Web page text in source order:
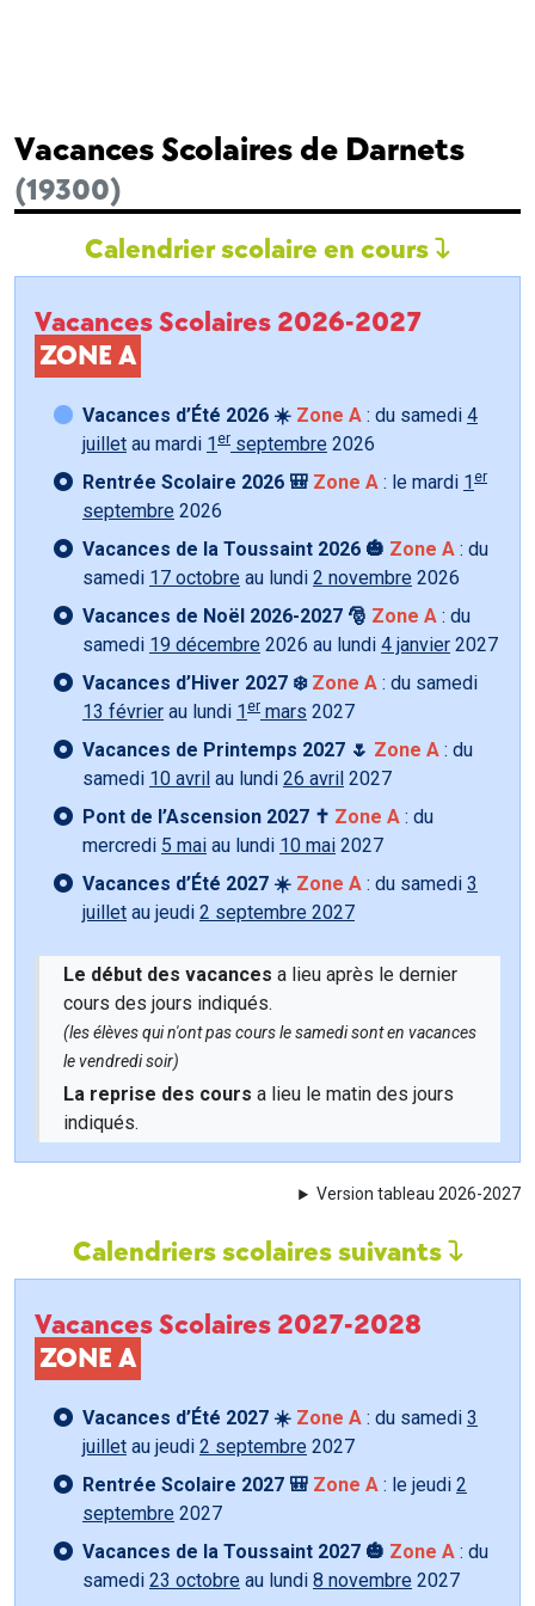
Vacances Scolaires de Darnets
(19300)
Calendrier scolaire en cours
Vacances Scolaires 2026-2027
ZONE A
Vacances d’Été 2026 ☀️ Zone A : du samedi 4
juillet au mardi 1 er septembre 2026
Rentrée Scolaire 2026 🎒 Zone A : le mardi 1 er
septembre 2026
Vacances de la Toussaint 2026 🎃 Zone A : du
samedi 17 octobre au lundi 2 novembre 2026
Vacances de Noël 2026-2027 🎅 Zone A : du
samedi 19 décembre 2026 au lundi 4 janvier 2027
Vacances d’Hiver 2027 ❄️ Zone A : du samedi
13 février au lundi 1 er mars 2027
Vacances de Printemps 2027 🌷 Zone A : du
samedi 10 avril au lundi 26 avril 2027
Pont de l’Ascension 2027 ✝️ Zone A : du
mercredi 5 mai au lundi 10 mai 2027
Vacances d’Été 2027 ☀️ Zone A : du samedi 3
juillet au jeudi 2 septembre 2027
Le début des vacances a lieu après le dernier
cours des jours indiqués.
(les élèves qui n'ont pas cours le samedi sont en vacances
le vendredi soir)
La reprise des cours a lieu le matin des jours
indiqués.
Version tableau 2026-2027
Calendriers scolaires suivants
Vacances Scolaires 2027-2028
ZONE A
Vacances d’Été 2027 ☀️ Zone A : du samedi 3
juillet au jeudi 2 septembre 2027
Rentrée Scolaire 2027 🎒 Zone A : le jeudi 2
septembre 2027
Vacances de la Toussaint 2027 🎃 Zone A : du
samedi 23 octobre au lundi 8 novembre 2027